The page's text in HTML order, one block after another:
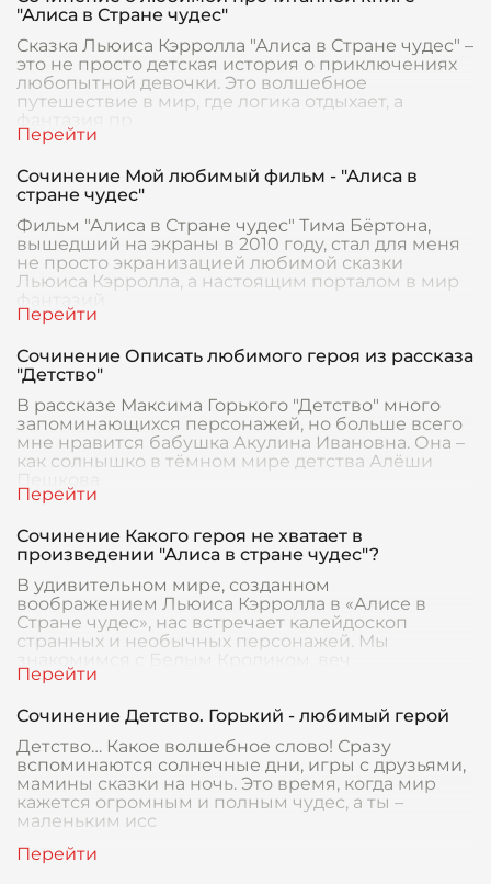
"Алиса в Стране чудес"
Сказка Льюиса Кэрролла "Алиса в Стране чудес" –
это не просто детская история о приключениях
любопытной девочки. Это волшебное
путешествие в мир, где логика отдыхает, а
Сочинение Мой любимый фильм - "Алиса в
стране чудес"
Фильм "Алиса в Стране чудес" Тима Бёртона,
вышедший на экраны в 2010 году, стал для меня
не просто экранизацией любимой сказки
Льюиса Кэрролла, а настоящим порталом в мир
Сочинение Описать любимого героя из рассказа
"Детство"
В рассказе Максима Горького "Детство" много
запоминающихся персонажей, но больше всего
мне нравится бабушка Акулина Ивановна. Она –
как солнышко в тёмном мире детства Алёши
Пешкова
Сочинение Какого героя не хватает в
произведении "Алиса в стране чудес"?
В удивительном мире, созданном
воображением Льюиса Кэрролла в «Алисе в
Стране чудес», нас встречает калейдоскоп
странных и необычных персонажей. Мы
знакомимся с Белым Кроликом, веч
Сочинение Детство. Горький - любимый герой
Детство… Какое волшебное слово! Сразу
вспоминаются солнечные дни, игры с друзьями,
мамины сказки на ночь. Это время, когда мир
кажется огромным и полным чудес, а ты –
маленьким исс